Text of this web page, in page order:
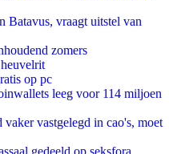
Batavus, vraagt uitstel van
zomers
op pc
leeg voor 114 miljoen
vastgelegd in cao's, moet
gedeeld op seksfora